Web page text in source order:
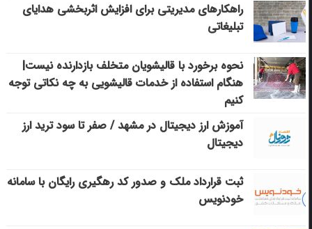
راهکارهای مدیریتی برای افزایش اثربخشی هدایای
تبلیغاتی
نحوه برخورد با قالیشویان متخلف بازدارنده نیست|
هنگام استفاده از خدمات قالیشویی به چه نکاتی توجه
کنیم
آموزش ارز دیجیتال در مشهد / صفر تا سود ترید ارز
دیجیتال
ثبت قرارداد ملک و صدور کد رهگیری رایگان با سامانه
خودنویس